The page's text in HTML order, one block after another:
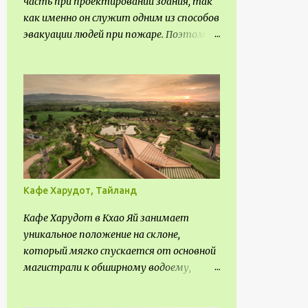
января
10
ноября 6
октября 8
сентября 8
августа 8
мая 17
апреля
как именно он служит одним из способов
эвакуации людей при пожаре. Поэтому
выполнять правильный расчет. Все
особенности рассмотрим в данной
статье.
Кафе Харудот, Тайланд
Кафе Харудот в Кхао Яй занимает
уникальное положение на склоне,
который мягко спускается от основной
магистрали к обширному водоему,